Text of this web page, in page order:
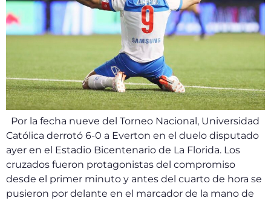
Por la fecha nueve del Torneo Nacional, Universidad
Católica derrotó 6-0 a Everton en el duelo disputado
ayer en el Estadio Bicentenario de La Florida. Los
cruzados fueron protagonistas del compromiso
desde el primer minuto y antes del cuarto de hora se
pusieron por delante en el marcador de la mano de